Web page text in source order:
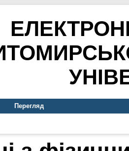
Перегляд